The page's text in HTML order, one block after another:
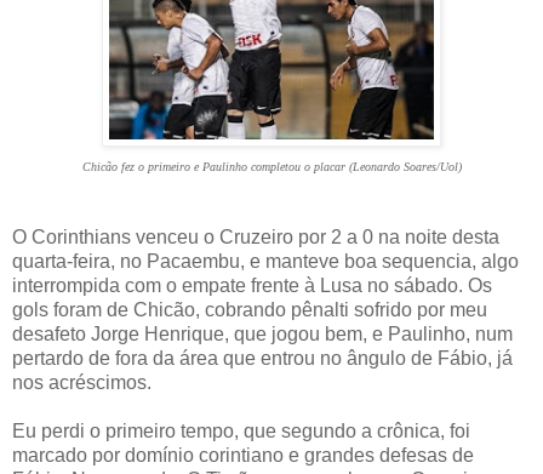
Chicão fez o primeiro e Paulinho completou o placar (Leonardo Soares/Uol)
O Corinthians venceu o Cruzeiro por 2 a 0 na noite desta
quarta-feira, no Pacaembu, e manteve boa sequencia, algo
interrompida com o empate frente à Lusa no sábado. Os
gols foram de Chicão, cobrando pênalti sofrido por meu
desafeto Jorge Henrique, que jogou bem, e Paulinho, num
pertardo de fora da área que entrou no ângulo de Fábio, já
nos acréscimos.
Eu perdi o primeiro tempo, que segundo a crônica, foi
marcado por domínio corintiano e grandes defesas de